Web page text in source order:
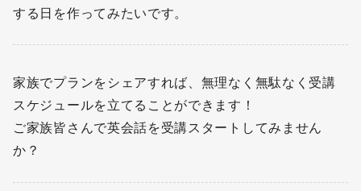
する日を作ってみたいです。
家族でプランをシェアすれば、無理なく無駄なく受講
スケジュールを立てることができます！
ご家族皆さんで英会話を受講スタートしてみません
か？